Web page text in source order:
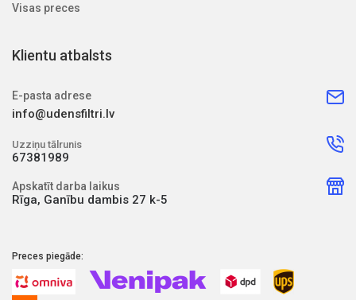
Visas preces
Klientu atbalsts
E-pasta adrese
info@udensfiltri.lv
Uzziņu tālrunis
67381989
Apskatīt darba laikus
Rīga, Ganību dambis 27 k-5
Preces piegāde: